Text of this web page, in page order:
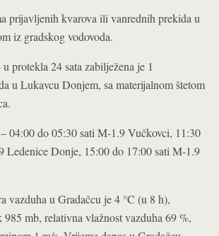
prijavljenih kvarova ili vanrednih prekida u
iz gradskog vodovoda.
protekla 24 sata zabilježena je 1
u Lukavcu Donjem, sa materijalnom štetom
04:00 do 05:30 sati M-1.9 Vučkovci, 11:30
Ledenice Donje, 15:00 do 17:00 sati M-1.9
vazduha u Gradačcu je 4 °C (u 8 h),
985 mb, relativna vlažnost vazduha 69 %,